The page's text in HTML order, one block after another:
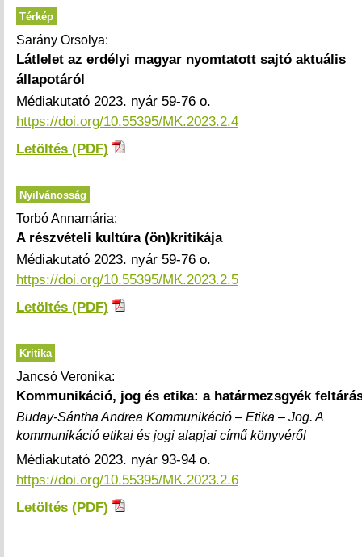
Térkép
Sarány Orsolya:
Látlelet az erdélyi magyar nyomtatott sajtó aktuális
állapotáról
Médiakutató 2023. nyár 59-76 o.
https://doi.org/10.55395/MK.2023.2.4
Letöltés (PDF)
Nyilvánosság
Torbó Annamária:
A részvételi kultúra (ön)kritikája
Médiakutató 2023. nyár 59-76 o.
https://doi.org/10.55395/MK.2023.2.5
Letöltés (PDF)
Kritika
Jancsó Veronika:
Kommunikáció, jog és etika: a határmezsgyék
Buday-Sántha Andrea Kommunikáció – Etika – Jog. A
kommunikáció etikai és jogi alapjai című könyvéről
Médiakutató 2023. nyár 93-94 o.
https://doi.org/10.55395/MK.2023.2.6
Letöltés (PDF)